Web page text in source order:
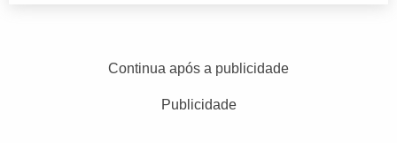
Continua após a publicidade
Publicidade